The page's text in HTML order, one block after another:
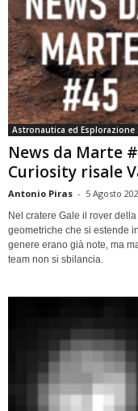
Astronautica ed Esplorazione
News da Marte
Curiosity risale
Antonio Piras - 5 Agosto
Nel cratere Gale il rover
geometriche che si estende
genere erano già note, ma
team non si sbilancia.